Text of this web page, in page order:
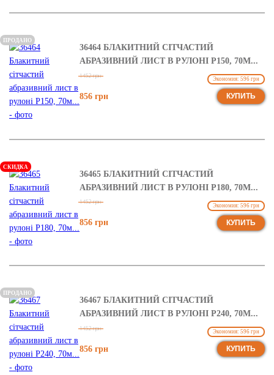
36464 БЛАКИТНИЙ СІТЧАСТИЙ
АБРАЗИВНИЙ ЛИСТ В РУЛОНІ Р150, 70М...
1452 грн Экономия: 596 грн
856 грн КУПИТЬ
ПРОДАНО
36465 БЛАКИТНИЙ СІТЧАСТИЙ
АБРАЗИВНИЙ ЛИСТ В РУЛОНІ Р180, 70М...
1452 грн Экономия: 596 грн
856 грн КУПИТЬ
СКИДКА
36467 БЛАКИТНИЙ СІТЧАСТИЙ
АБРАЗИВНИЙ ЛИСТ В РУЛОНІ Р240, 70М...
1452 грн Экономия: 596 грн
856 грн КУПИТЬ
ПРОДАНО